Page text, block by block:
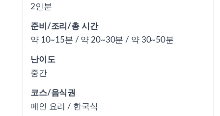
① 오늘 이 레시피가 좋은 상황
위생과 보관, 꼭 지키면 좋은 부분
③ 실패가 잦은 부분과 바로잡는 팁
2인분
준비/조리/총 시간
약 10~15분 / 약 20~30분 / 약 30~50분
난이도
중간
코스/음식권
메인 요리 / 한국식